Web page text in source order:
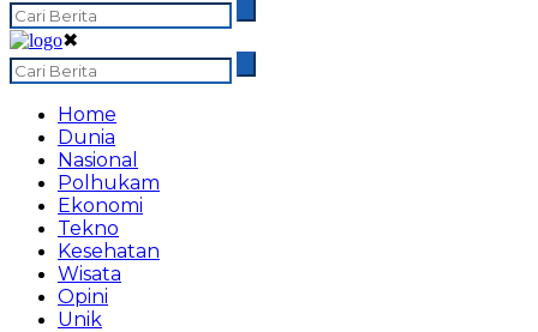
✖
Home
Dunia
Nasional
Polhukam
Ekonomi
Tekno
Kesehatan
Wisata
Opini
Unik